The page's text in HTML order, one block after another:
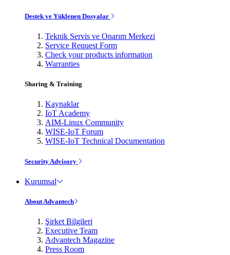
Destek ve Yüklenen Dosyalar
Teknik Servis ve Onarım Merkezi
Service Request Form
Check your products information
Warranties
Sharing & Training
Kaynaklar
IoT Academy
AIM-Linux Community
WISE-IoT Forum
WISE-IoT Technical Documentation
Security Advisory
Kurumsal
About Advantech
Şirket Bilgileri
Executive Team
Advantech Magazine
Press Room